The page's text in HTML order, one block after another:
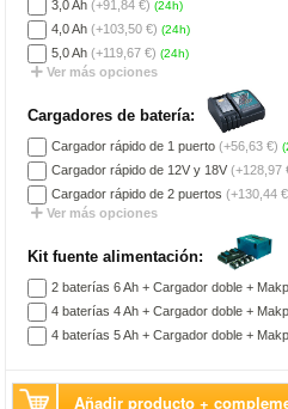
3,0 Ah (+91,84 €) (24h)
4,0 Ah (+103,50 €) (24h)
5,0 Ah (+119,67 €) (24h)
Ver más opciones
Cargadores de batería:
Cargador rápido de 1 puerto (+56,63 €)
Cargador rápido de 12V y 18V (+128,97
Cargador rápido de 2 puertos (+130,44
Ver más opciones
Kit fuente alimentación:
2 baterías 6 Ah + Cargador doble +
4 baterías 4 Ah + Cargador doble +
4 baterías 5 Ah + Cargador doble +
Añadir producto +